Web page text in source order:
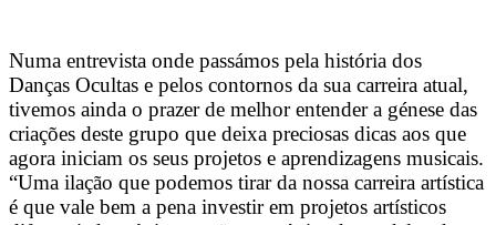
Numa entrevista onde passámos pela história dos
Danças Ocultas e pelos contornos da sua carreira atual,
tivemos ainda o prazer de melhor entender a génese das
criações deste grupo que deixa preciosas dicas aos que
agora iniciam os seus projetos e aprendizagens musicais.
“Uma ilação que podemos tirar da nossa carreira artística
é que vale bem a pena investir em projetos artísticos